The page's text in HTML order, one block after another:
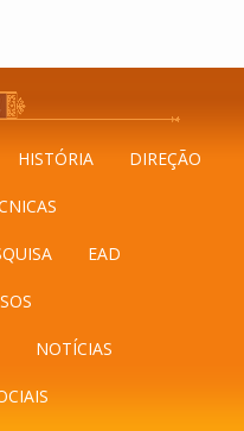
HISTÓRIA DIREÇÃO
EAD
NOTÍCIAS